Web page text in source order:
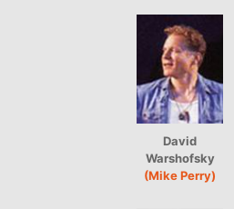
David
Warshofsky
(Mike Perry)